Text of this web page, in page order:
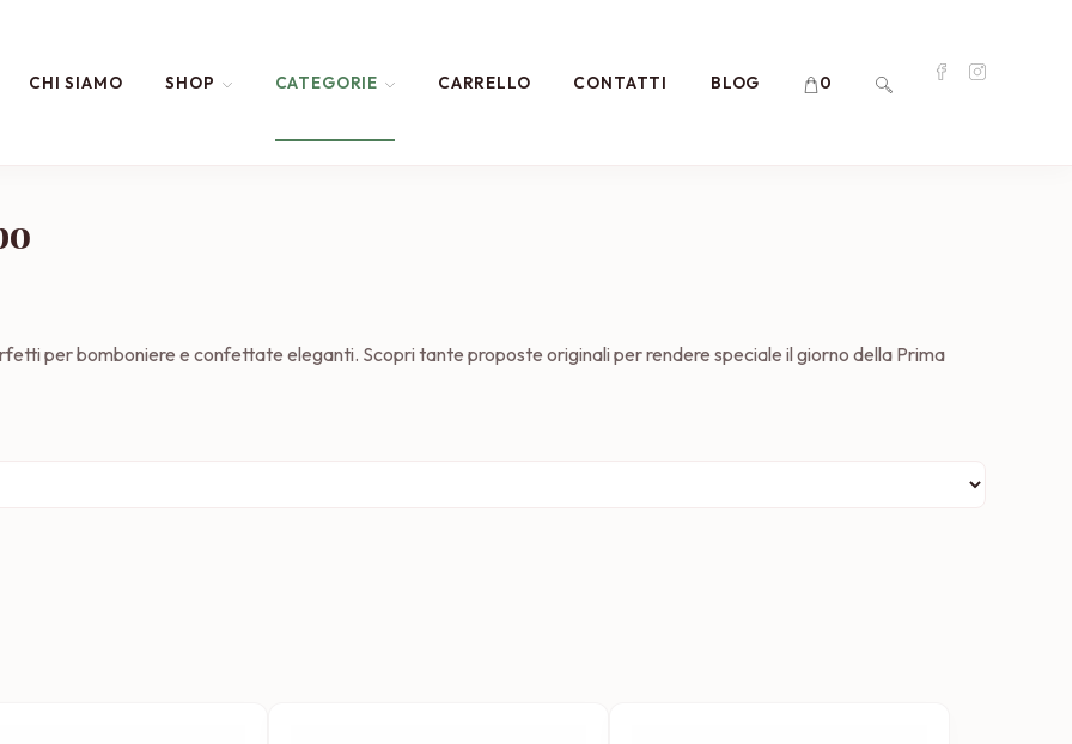
CHI SIAMO SHOP CATEGORIE CARRELLO CONTATTI BLOG 0 ATTIVA/DISATTIVA
SUL
per bomboniere e confettate eleganti. Scopri tante proposte originali per rendere speciale il giorno della Prima